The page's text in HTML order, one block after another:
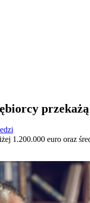
1.200.000 euro oraz